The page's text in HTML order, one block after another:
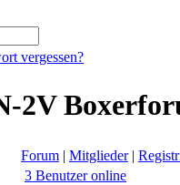
vergessen?
2V
Forum | Mitglieder|
3 Benutzer online